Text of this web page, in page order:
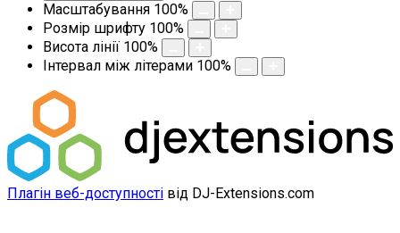
Масштабування 100%
Розмір шрифту 100%
Висота лінії 100%
Інтервал між літерами 100%
Плагін веб-доступності від DJ-Extensions.com